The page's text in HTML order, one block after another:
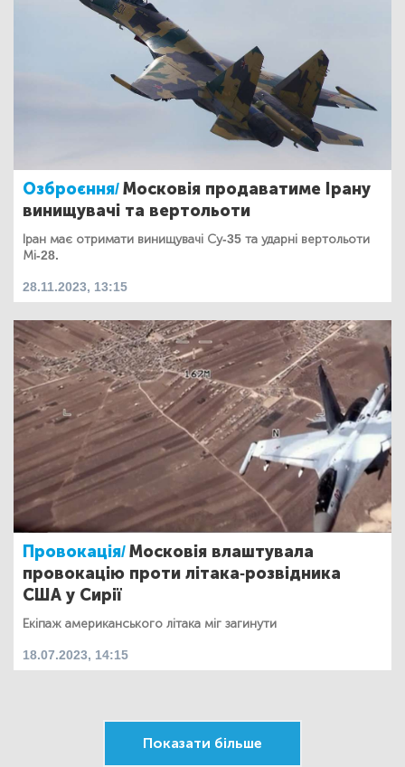
Озброєння/Московія продаватиме Ірану
винищувачі та вертольоти
Іран має отримати винищувачі Су-35 та ударні вертольоти
Мі-28.
28.11.2023, 13:15
Провокація/Московія влаштувала
провокацію проти літака-розвідника
США у Сирії
Екіпаж американського літака міг загинути
18.07.2023, 14:15
Показати більше